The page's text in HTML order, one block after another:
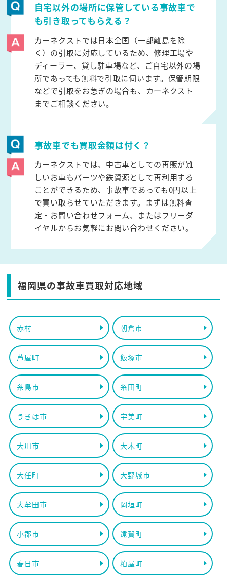
自宅以外の場所に保管している事故車で
も引き取ってもらえる？
カーネクストでは日本全国（一部離島を除
く）の引取に対応しているため、修理工場や
ディーラー、貸し駐車場など、ご自宅以外の場
所であっても無料で引取に伺います。保管期限
などで引取をお急ぎの場合も、カーネクスト
までご相談ください。
事故車でも買取金額は付く？
カーネクストでは、中古車としての再販が難
しいお車もパーツや鉄資源として再利用する
ことができるため、事故車であっても0円以上
で買い取らせていただきます。まずは無料査
定・お問い合わせフォーム、またはフリーダ
イヤルからお気軽にお問い合わせください。
福岡県の事故車買取対応地域
赤村 朝倉市
芦屋町 飯塚市
糸島市 糸田町
うきは市 宇美町
大川市 大木町
大任町 大野城市
大牟田市 岡垣町
小郡市 遠賀町
春日市 粕屋町